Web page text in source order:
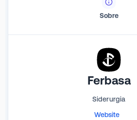
Sobre
Ferbasa
Siderurgia
Website